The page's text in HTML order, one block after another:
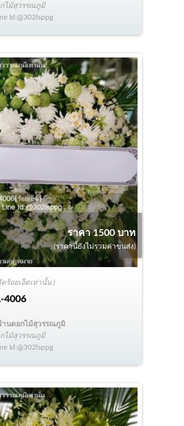
ไม้สุวรรณภูมิ
Id:@302lsppg
ร้อยเอ็ดเท่านั้น )
4006
ราคา 1500 บาท
(ราคานี้ยังไม่รวมค่าขนส่ง)
านดอกไม้สุวรรณภูมิ
ไม้สุวรรณภูมิ
Id:@302lsppg